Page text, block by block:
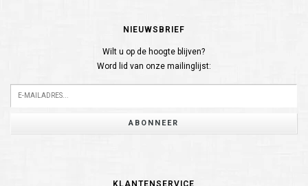
NIEUWSBRIEF
Wilt u op de hoogte blijven?
Word lid van onze mailinglijst:
ABONNEER
KLANTENSERVICE